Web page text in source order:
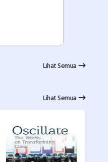
Lihat Semua
Lihat Semua